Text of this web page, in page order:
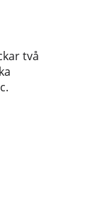
två